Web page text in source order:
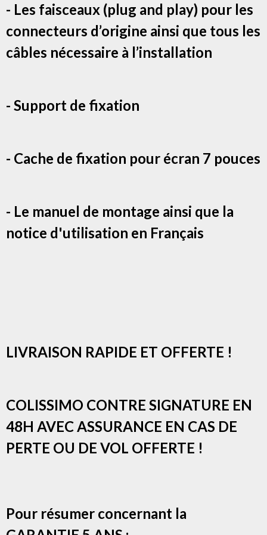
- Les faisceaux (plug and play) pour les
connecteurs d’origine ainsi que tous les
câbles nécessaire à l’installation
- Support de fixation
- Cache de fixation pour écran 7 pouces
- Le manuel de montage ainsi que la
notice d'utilisation en Français
LIVRAISON RAPIDE ET OFFERTE !
COLISSIMO CONTRE SIGNATURE EN
48H AVEC ASSURANCE EN CAS DE
PERTE OU DE VOL OFFERTE !
Pour résumer concernant la